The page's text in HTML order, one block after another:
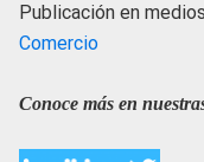
Publicación en
Comercio
Conoce más en